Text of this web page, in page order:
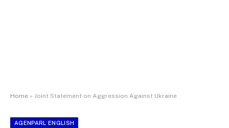
Home » Joint Statement on Aggression Against Ukraine
AGENPARL ENGLISH